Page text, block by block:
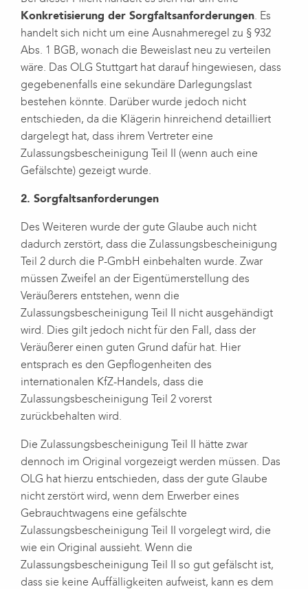
Konkretisierung der Sorgfaltsanforderungen. Es
handelt sich nicht um eine Ausnahmeregel zu § 932
Abs. 1 BGB, wonach die Beweislast neu zu verteilen
wäre. Das OLG Stuttgart hat darauf hingewiesen, dass
gegebenenfalls eine sekundäre Darlegungslast
bestehen könnte. Darüber wurde jedoch nicht
entschieden, da die Klägerin hinreichend detailliert
dargelegt hat, dass ihrem Vertreter eine
Zulassungsbescheinigung Teil II (wenn auch eine
Gefälschte) gezeigt wurde.
2. Sorgfaltsanforderungen
Des Weiteren wurde der gute Glaube auch nicht
dadurch zerstört, dass die Zulassungsbescheinigung
Teil 2 durch die P-GmbH einbehalten wurde. Zwar
müssen Zweifel an der Eigentümerstellung des
Veräußerers entstehen, wenn die
Zulassungsbescheinigung Teil II nicht ausgehändigt
wird. Dies gilt jedoch nicht für den Fall, dass der
Veräußerer einen guten Grund dafür hat. Hier
entsprach es den Gepflogenheiten des
internationalen KfZ-Handels, dass die
Zulassungsbescheinigung Teil 2 vorerst
zurückbehalten wird.
Die Zulassungsbescheinigung Teil II hätte zwar
dennoch im Original vorgezeigt werden müssen. Das
OLG hat hierzu entschieden, dass der gute Glaube
nicht zerstört wird, wenn dem Erwerber eines
Gebrauchtwagens eine gefälschte
Zulassungsbescheinigung Teil II vorgelegt wird, die
wie ein Original aussieht. Wenn die
Zulassungsbescheinigung Teil II so gut gefälscht ist,
dass sie keine Auffälligkeiten aufweist, kann es dem